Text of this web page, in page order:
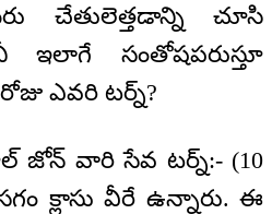
చేతులెత్తడాన్ని చూసి
ఇలాగే సంతోషపరుస్తూ
ఎవరి టర్న్?
వారి సేవ టర్న్:- (10
క్లాసు వీరే ఉన్నారు. ఈ